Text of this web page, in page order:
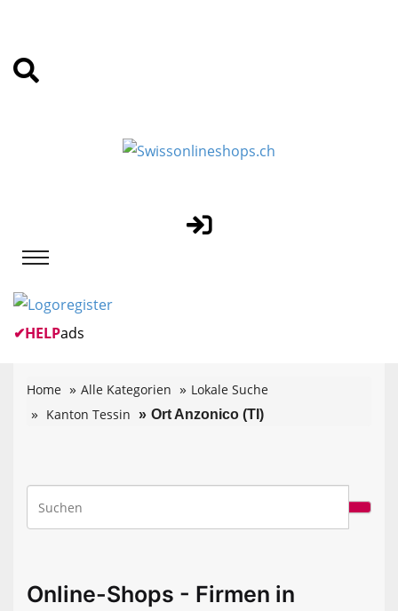
✔HELPads
Home Alle Kategorien
Lokale Suche
Kanton Tessin
Ort Anzonico (TI)
Online-Shops - Firmen in